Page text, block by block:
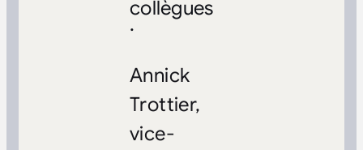
collègues
.
Annick
Trottier,
vice-